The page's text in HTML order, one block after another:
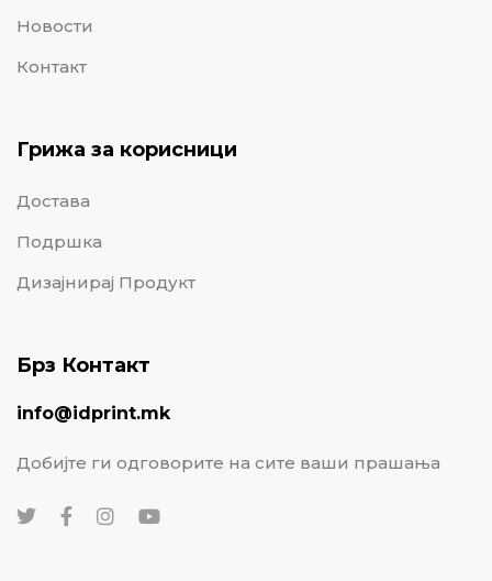
Новости
Контакт
Грижа за корисници
Достава
Подршка
Дизајнирај Продукт
Брз Контакт
info@idprint.mk
Добијте ги одговорите на сите ваши прашања